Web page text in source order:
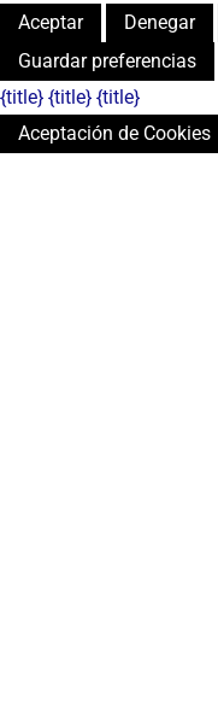
Aceptar
Denegar
Guardar preferencias
{title} {title} {title}
Aceptación de Cookies